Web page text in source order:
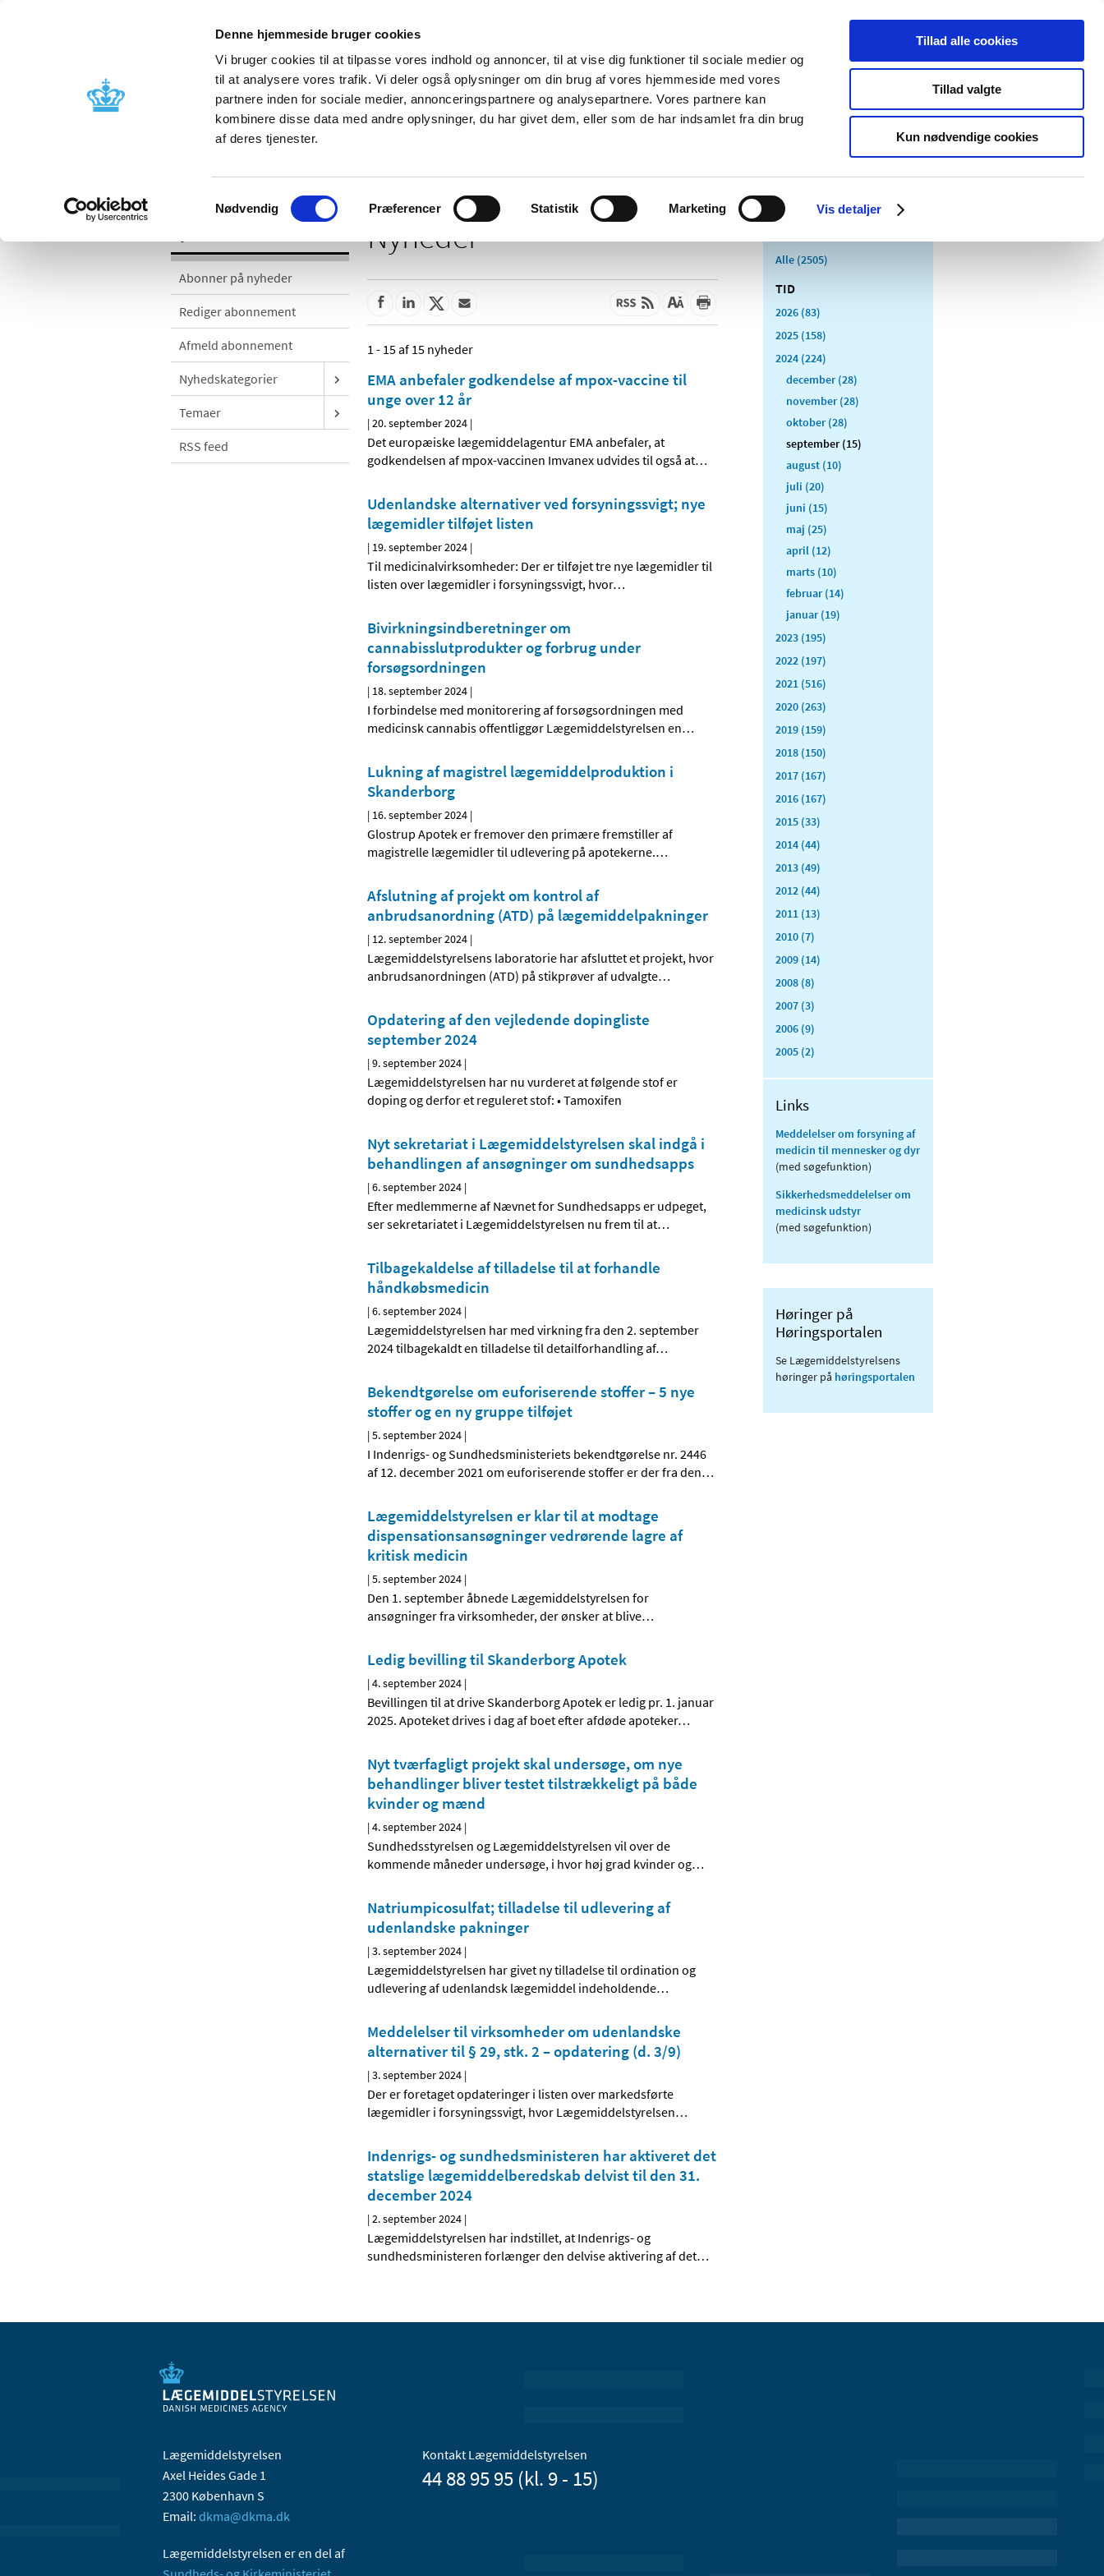
Denne hjemmeside bruger cookies
Vi bruger cookies til at tilpasse vores indhold og annoncer, til at vise dig funktioner til sociale medier og
til at analysere vores trafik. Vi deler også oplysninger om din brug af vores hjemmeside med vores
partnere inden for sociale medier, annonceringspartnere og analysepartnere. Vores partnere kan
kombinere disse data med andre oplysninger, du har givet dem, eller som de har indsamlet fra din brug
af deres tjenester.
Samtykkevalg
Nødvendig Præferencer Statistik Marketing Vis detaljer
Tillad alle cookies
Tillad valgte
Kun nødvendige cookies
Nyheder Om os Kontakt Udgivelser
Godkendelse og
Bivirkninger og
produktinformation
Tilskud og
Apoteker og salg af
Medicinsk
Særlige
produktområder
Abonner på nyheder
Rediger abonnement
Afmeld abonnement
Nyhedskategorier
Temaer
RSS feed
Nyheder
1 - 15 af 15 nyheder
EMA anbefaler godkendelse af mpox-vaccine til
unge over 12 år
|20. september 2024 |
Det europæiske lægemiddelagentur EMA anbefaler, at
godkendelsen af mpox-vaccinen Imvanex udvides til også at…
Udenlandske alternativer ved forsyningssvigt; nye
lægemidler tilføjet listen
| 19. september 2024 |
Til medicinalvirksomheder: Der er tilføjet tre nye lægemidler til
listen over lægemidler i forsyningssvigt, hvor…
Bivirkningsindberetninger om
cannabisslutprodukter og forbrug under
forsøgsordningen
| 18. september 2024 |
I forbindelse med monitorering af forsøgsordningen med
medicinsk cannabis offentliggør Lægemiddelstyrelsen en…
Lukning af magistrel lægemiddelproduktion i
Skanderborg
| 16. september 2024 |
Glostrup Apotek er fremover den primære fremstiller af
magistrelle lægemidler til udlevering på apotekerne.…
Afslutning af projekt om kontrol af
anbrudsanordning (ATD) på lægemiddelpakninger
| 12. september 2024 |
Lægemiddelstyrelsens laboratorie har afsluttet et projekt, hvor
anbrudsanordningen (ATD) på stikprøver af udvalgte…
Opdatering af den vejledende dopingliste
september 2024
|9. september 2024 |
Lægemiddelstyrelsen har nu vurderet at følgende stof er
doping og derfor et reguleret stof: • Tamoxifen
Nyt sekretariat i Lægemiddelstyrelsen skal indgå i
behandlingen af ansøgninger om sundhedsapps
|6. september 2024 |
Efter medlemmerne af Nævnet for Sundhedsapps er udpeget,
ser sekretariatet i Lægemiddelstyrelsen nu frem til at…
Tilbagekaldelse af tilladelse til at forhandle
håndkøbsmedicin
|6. september 2024 |
Lægemiddelstyrelsen har med virkning fra den 2. september
2024 tilbagekaldt en tilladelse til detailforhandling af…
Bekendtgørelse om euforiserende stoffer – 5 nye
stoffer og en ny gruppe tilføjet
|5. september 2024 |
I Indenrigs- og Sundhedsministeriets bekendtgørelse nr. 2446
af 12. december 2021 om euforiserende stoffer er der fra den…
Lægemiddelstyrelsen er klar til at modtage
dispensationsansøgninger vedrørende lagre af
kritisk medicin
|5. september 2024 |
Den 1. september åbnede Lægemiddelstyrelsen for
ansøgninger fra virksomheder, der ønsker at blive…
Ledig bevilling til Skanderborg Apotek
|4. september 2024 |
Bevillingen til at drive Skanderborg Apotek er ledig pr. 1. januar
2025. Apoteket drives i dag af boet efter afdøde apoteker…
Nyt tværfagligt projekt skal undersøge, om nye
behandlinger bliver testet tilstrækkeligt på både
kvinder og mænd
|4. september 2024 |
Sundhedsstyrelsen og Lægemiddelstyrelsen vil over de
kommende måneder undersøge, i hvor høj grad kvinder og…
Natriumpicosulfat; tilladelse til udlevering af
udenlandske pakninger
|3. september 2024 |
Lægemiddelstyrelsen har givet ny tilladelse til ordination og
udlevering af udenlandsk lægemiddel indeholdende…
Meddelelser til virksomheder om udenlandske
alternativer til § 29, stk. 2 – opdatering (d. 3/9)
|3. september 2024 |
Der er foretaget opdateringer i listen over markedsførte
lægemidler i forsyningssvigt, hvor Lægemiddelstyrelsen…
Indenrigs- og sundhedsministeren har aktiveret det
statslige lægemiddelberedskab delvist til den 31.
december 2024
|2. september 2024 |
Lægemiddelstyrelsen har indstillet, at Indenrigs- og
sundhedsministeren forlænger den delvise aktivering af det…
Alle (2505)
TID
2026 (83)
2025 (158)
2024 (224)
december (28)
november (28)
oktober (28)
september (15)
august (10)
juli (20)
juni (15)
maj (25)
april (12)
marts (10)
februar (14)
januar (19)
2023 (195)
2022 (197)
2021 (516)
2020 (263)
2019 (159)
2018 (150)
2017 (167)
2016 (167)
2015 (33)
2014 (44)
2013 (49)
2012 (44)
2011 (13)
2010 (7)
2009 (14)
2008 (8)
2007 (3)
2006 (9)
2005 (2)
Links
Meddelelser om forsyning af
medicin til mennesker og dyr
(med søgefunktion)
Sikkerhedsmeddelelser om
medicinsk udstyr
(med søgefunktion)
Høringer på
Høringsportalen
Se Lægemiddelstyrelsens
høringer på høringsportalen
Lægemiddelstyrelsen
Axel Heides Gade 1
2300 København S
Email: dkma@dkma.dk
Lægemiddelstyrelsen er en del af
Kontakt Lægemiddelstyrelsen
44 88 95 95 (kl. 9 - 15)